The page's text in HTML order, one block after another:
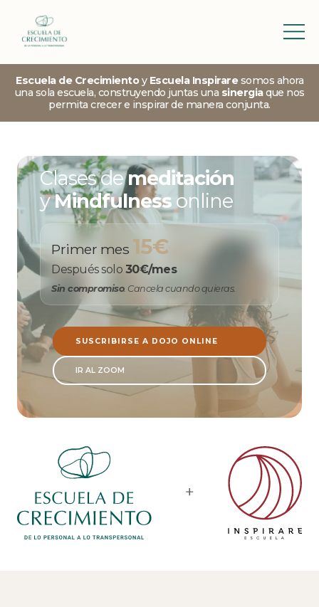
Escuela de Crecimientoy Escuela Inspiraresomos ahora
una sola escuela, construyendo juntas una sinergiaque nos
permita crecer e inspirar de manera conjunta.
Clases demeditación
yMindfulness online
Primer mes 15€
Después solo 30€/mes
Sin compromiso. Cancela cuando quieras.
SUSCRIBIRSE A DOJO ONLINE
IR AL ZOOM